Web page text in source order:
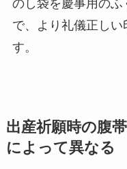
のし袋を慶事用のふ
で、より礼儀正しい
す。
出産祈願時の腹
によって異なる